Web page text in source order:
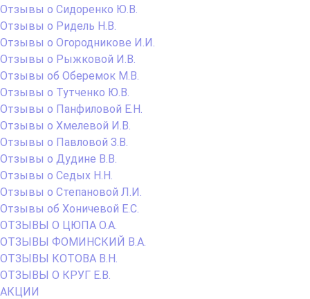
Отзывы о Сидоренко Ю.В.
Отзывы о Ридель Н.В.
Отзывы о Огородникове И.И.
Отзывы о Рыжковой И.В.
Отзывы об Оберемок М.В.
Отзывы о Тутченко Ю.В.
Отзывы о Панфиловой Е.Н.
Отзывы о Хмелевой И.В.
Отзывы о Павловой З.В.
Отзывы о Дудине В.В.
Отзывы о Седых Н.Н.
Отзывы о Степановой Л.И.
Отзывы об Хоничевой Е.С.
ОТЗЫВЫ О ЦЮПА О.А.
ОТЗЫВЫ ФОМИНСКИЙ В.А.
ОТЗЫВЫ КОТОВА В.Н.
ОТЗЫВЫ О КРУГ Е.В.
АКЦИИ